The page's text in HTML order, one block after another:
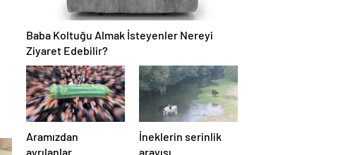
Baba Koltuğu Almak İsteyenler Nereyi
Ziyaret Edebilir?
Aramızdan
ayrılanlar
İneklerin serinlik
arayışı